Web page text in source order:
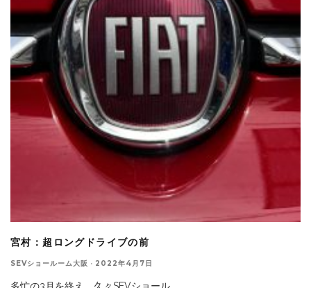
宮村：超ロングドライブの前
SEVショールーム大阪 · 2022年4月7日